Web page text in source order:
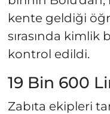
kente geldiği
sırasında kimlik
kontrol edildi.
19 Bin 600
Zabıta ekipleri